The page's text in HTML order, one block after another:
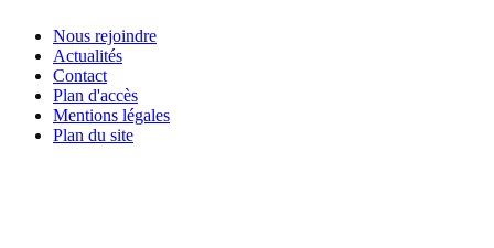
Nous rejoindre
Actualités
Contact
Plan d'accès
Mentions légales
Plan du site